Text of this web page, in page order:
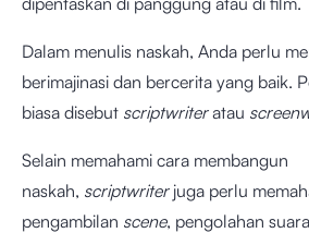
Dalam menulis naskah, Anda perlu
berimajinasi dan bercerita yang baik.
biasa disebut scriptwriteratau
Selain memahami cara membangun
naskah, scriptwriter juga perlu
pengambilan scene, pengolahan